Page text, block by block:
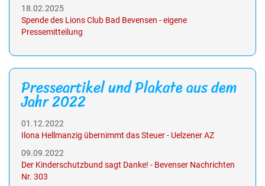
18.02.2025
Spende des Lions Club Bad Bevensen - eigene
Pressemitteilung
Presseartikel und Plakate aus dem
Jahr 2022
01.12.2022
Ilona Hellmanzig übernimmt das Steuer - Uelzener AZ
09.09.2022
Der Kinderschutzbund sagt Danke! - Bevenser Nachrichten
Nr. 303